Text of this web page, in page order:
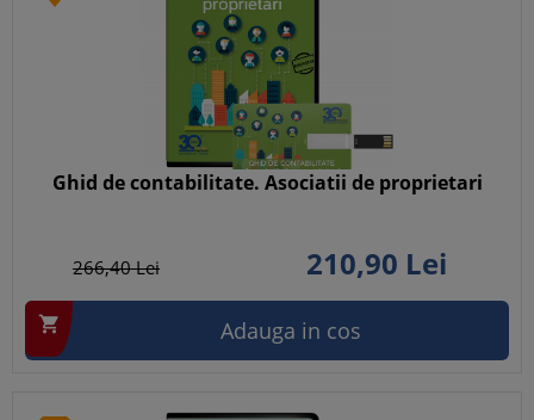
Ghid de contabilitate. Asociatii de proprietari
266,40Lei 210,90 Lei
 Adauga in cos